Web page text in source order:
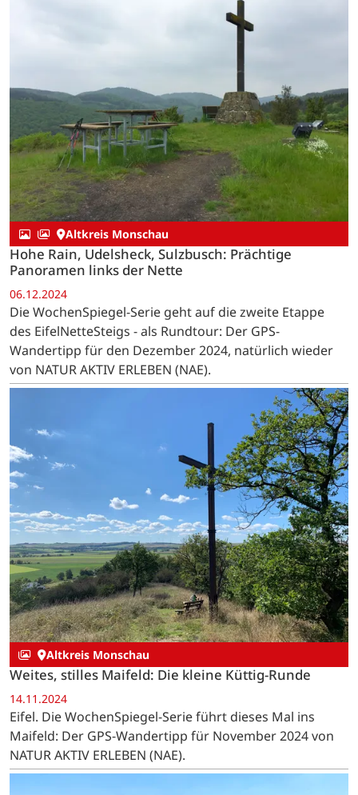
Altkreis Monschau
Hohe Rain, Udelsheck, Sulzbusch: Prächtige
Panoramen links der Nette
06.12.2024
Die WochenSpiegel-Serie geht auf die zweite Etappe
des EifelNetteSteigs - als Rundtour: Der GPS-
Wandertipp für den Dezember 2024, natürlich wieder
von NATUR AKTIV ERLEBEN (NAE).
Altkreis Monschau
Weites, stilles Maifeld: Die kleine Küttig-Runde
14.11.2024
Eifel. Die WochenSpiegel-Serie führt dieses Mal ins
Maifeld: Der GPS-Wandertipp für November 2024 von
NATUR AKTIV ERLEBEN (NAE).